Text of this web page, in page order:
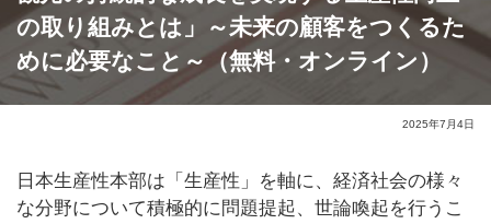
の取り組みとは」～未来の顧客をつくるた
めに必要なこと～（無料・オンライン）
2025年7月4日
日本生産性本部は「生産性」を軸に、経済社会の様々
な分野について積極的に問題提起、世論喚起を行うこ